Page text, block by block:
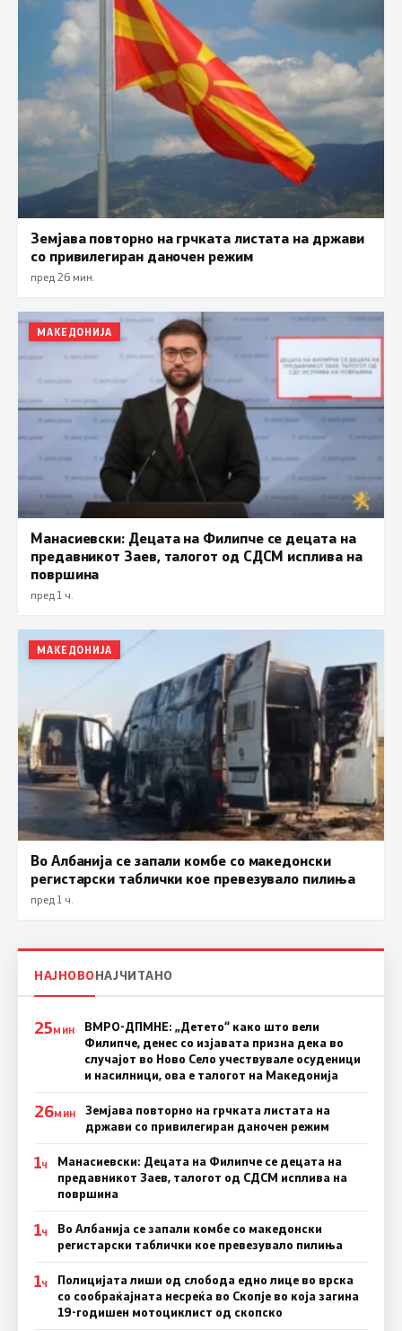
Земјава повторно на грчката листата на држави
со привилегиран даночен режим
пред 26 мин.
МАКЕДОНИЈА
Манасиевски: Децата на Филипче се децата на
предавникот Заев, талогот од СДСМ исплива на
површина
пред 1 ч.
МАКЕДОНИЈА
Во Албанија се запали комбе со македонски
регистарски таблички кое превезувало пилиња
пред 1 ч.
НАЈНОВОНАЈЧИТАНО
25МИН
ВМРО-ДПМНЕ: „Детето“ како што вели
Филипче, денес со изјавата призна дека во
случајот во Ново Село учествувале осуденици
и насилници, ова е талогот на Македонија
26МИН
Земјава повторно на грчката листата на
држави со привилегиран даночен режим
1Ч
Манасиевски: Децата на Филипче се децата на
предавникот Заев, талогот од СДСМ исплива на
површина
1Ч
Во Албанија се запали комбе со македонски
регистарски таблички кое превезувало пилиња
1Ч
Полицијата лиши од слобода едно лице во врска
со сообраќајната несреќа во Скопје во која загина
19-годишен мотоциклист од скопско